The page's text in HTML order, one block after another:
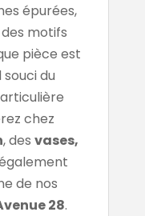
épurées,
motifs
pièce est
du
chez
, des vases,
de nos
28.